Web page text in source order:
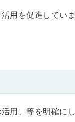
用を促進していま
用、等を明確にし